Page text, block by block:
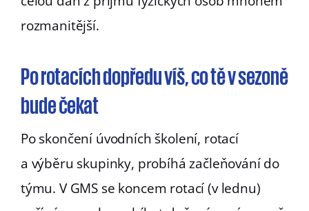
rozmanitější.
Po rotacích dopředu víš, co tě v sezoně
bude čekat
Po skončení úvodních školení, rotací
a výběru skupinky, probíhá začleňování do
týmu. V GMS se koncem rotací (v lednu)